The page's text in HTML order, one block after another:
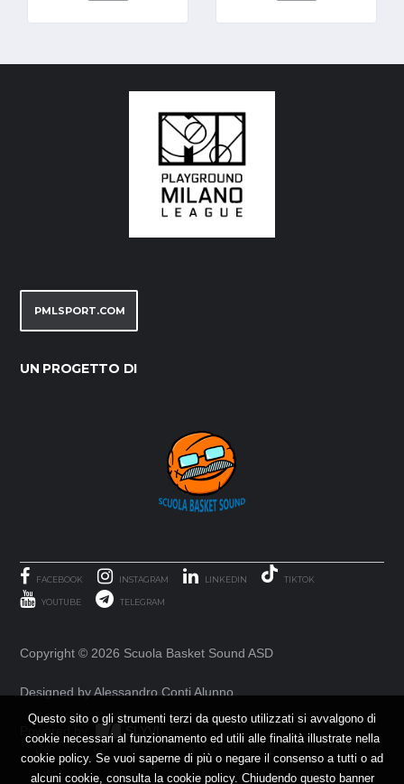
PMLSPORT.COM
UN PROGETTO DI
FACEBOOK INSTAGRAM LINKEDIN TIKTOK
YOUTUBE TELEGRAM
Copyright © 2026 Scuola Basket Sound ASD
Designed by Alessandro Conti Alunno
Powered by SLYVI.
Questo sito o gli strumenti terzi da questo utilizzati si avvalgono di
cookie necessari al funzionamento ed utili alle finalità illustrate nella
cookie policy. Se vuoi saperne di più o negare il consenso a tutti o ad
alcuni cookie, consulta la cookie policy. Chiudendo questo banner